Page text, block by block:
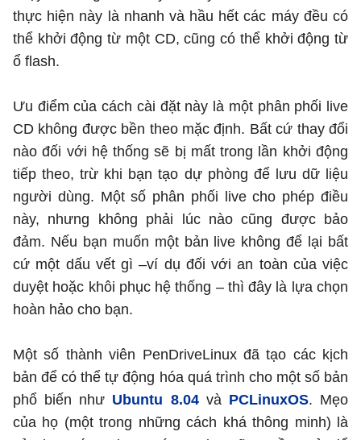
thực hiện này là nhanh và hầu hết các máy đều có
thể khởi động từ một CD, cũng có thể khởi động từ
ổ flash.
Ưu điểm của cách cài đặt này là một phân phối live
CD không được bền theo mặc định. Bất cứ thay đổi
nào đối với hệ thống sẽ bị mất trong lần khởi động
tiếp theo, trừ khi bạn tạo dự phòng để lưu dữ liệu
người dùng. Một số phân phối live cho phép điều
này, nhưng không phải lúc nào cũng được bảo
đảm. Nếu bạn muốn một bản live không để lại bất
cứ một dấu vết gì –ví dụ đối với an toàn của việc
duyệt hoặc khôi phục hệ thống – thì đây là lựa chọn
hoàn hảo cho bạn.
Một số thành viên PenDriveLinux đã tạo các kịch
bản để có thể tự động hóa quá trình cho một số bản
phổ biến như Ubuntu 8.04và PCLinuxOS. Mẹo
của họ (một trong những cách khá thông minh) là